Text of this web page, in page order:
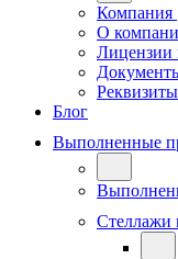
Компания
О
Лицензии
Реквизиты
Блог
Выполненные
Стеллажи